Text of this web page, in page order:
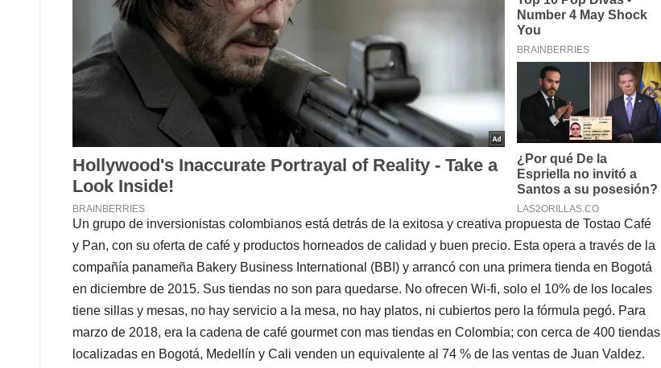
Un grupo de inversionistas colombianos está detrás de la exitosa y creativa propuesta de Tostao Café
y Pan, con su oferta de café y productos horneados de calidad y buen precio. Esta opera a través de la
compañía panameña Bakery Business International (BBI) y arrancó con una primera tienda en Bogotá
en diciembre de 2015. Sus tiendas no son para quedarse. No ofrecen Wi-fi, solo el 10% de los locales
tiene sillas y mesas, no hay servicio a la mesa, no hay platos, ni cubiertos pero la fórmula pegó. Para
marzo de 2018, era la cadena de café gourmet con mas tiendas en Colombia; con cerca de 400 tiendas
localizadas en Bogotá, Medellín y Cali venden un equivalente al 74 % de las ventas de Juan Valdez.